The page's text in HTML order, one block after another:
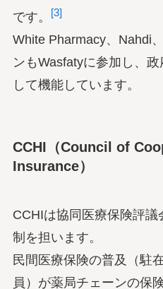
です。
[3]
White Pharmacy、Nahdi
ンもWasfatyに参加し、
して機能しています。
CCHI（Council of
Insurance）
CCHIは協同医療保険評
制を担います。
民間医療保険の普及（駐
員）が薬局チェーンの保